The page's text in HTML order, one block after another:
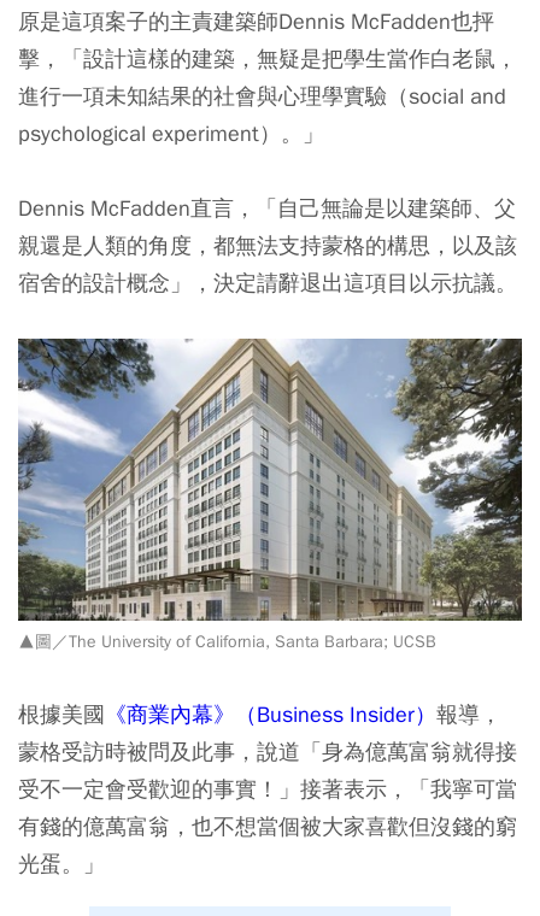
原是這項案子的主責建築師Dennis McFadden也抨
擊，「設計這樣的建築，無疑是把學生當作白老鼠，
進行一項未知結果的社會與心理學實驗（social and
psychological experiment）。」
Dennis McFadden直言，「自己無論是以建築師、父
親還是人類的角度，都無法支持蒙格的構思，以及該
宿舍的設計概念」，決定請辭退出這項目以示抗議。
▲圖／The University of California, Santa Barbara; UCSB
根據美國 《商業內幕》（Business Insider） 報導，
蒙格受訪時被問及此事，說道「身為億萬富翁就得接
受不一定會受歡迎的事實！」接著表示，「我寧可當
有錢的億萬富翁，也不想當個被大家喜歡但沒錢的窮
光蛋。」